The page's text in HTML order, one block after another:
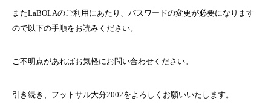
またLaBOLAのご利用にあたり、パスワードの変更が必要になります
ので以下の手順をお読みください。
ご不明点があればお気軽にお問い合わせください。
引き続き、フットサル大分2002をよろしくお願いいたします。